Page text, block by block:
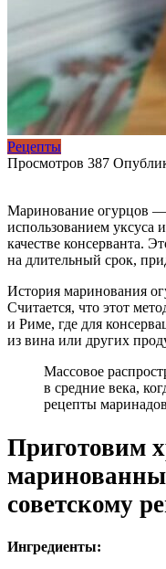
Рецепты
Просмотров 387
Маринование огурцов —
использованием уксуса
качестве консерванта.
на длительный срок,
История маринования
Считается, что этот
и Риме, где для
из вина или других
Массовое
в средние века,
рецепты маринадов
Приготовим
советскому
Ингредиенты: